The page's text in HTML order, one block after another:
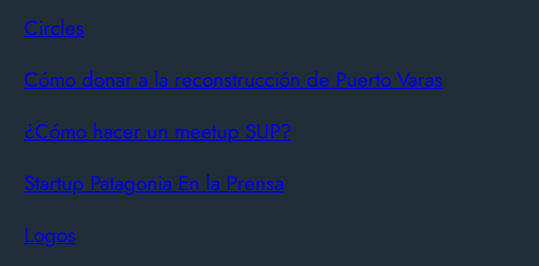
Circles
Cómo donar a la reconstrucción de Puerto Varas
¿Cómo hacer un meetup SUP?
Startup Patagonia En la Prensa
Logos